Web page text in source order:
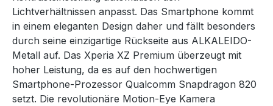
Lichtverhältnissen anpasst. Das Smartphone kommt
in einem eleganten Design daher und fällt besonders
durch seine einzigartige Rückseite aus ALKALEIDO-
Metall auf. Das Xperia XZ Premium überzeugt mit
hoher Leistung, da es auf den hochwertigen
Smartphone-Prozessor Qualcomm Snapdragon 820
setzt. Die revolutionäre Motion-Eye Kamera